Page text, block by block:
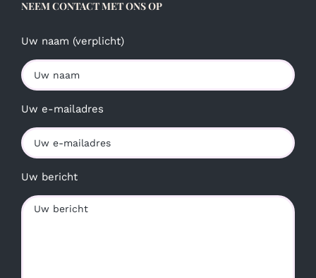
NEEM CONTACT MET ONS OP
Uw naam (verplicht)
Uw e-mailadres
Uw bericht